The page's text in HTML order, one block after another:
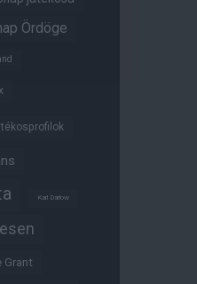
Ördöge
Karl Darlow
Grant